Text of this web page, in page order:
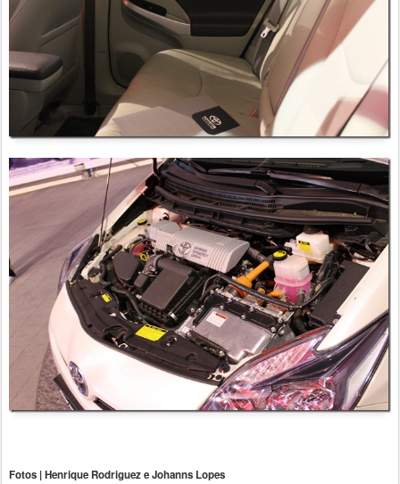
Fotos | Henrique Rodriguez e Johanns Lopes